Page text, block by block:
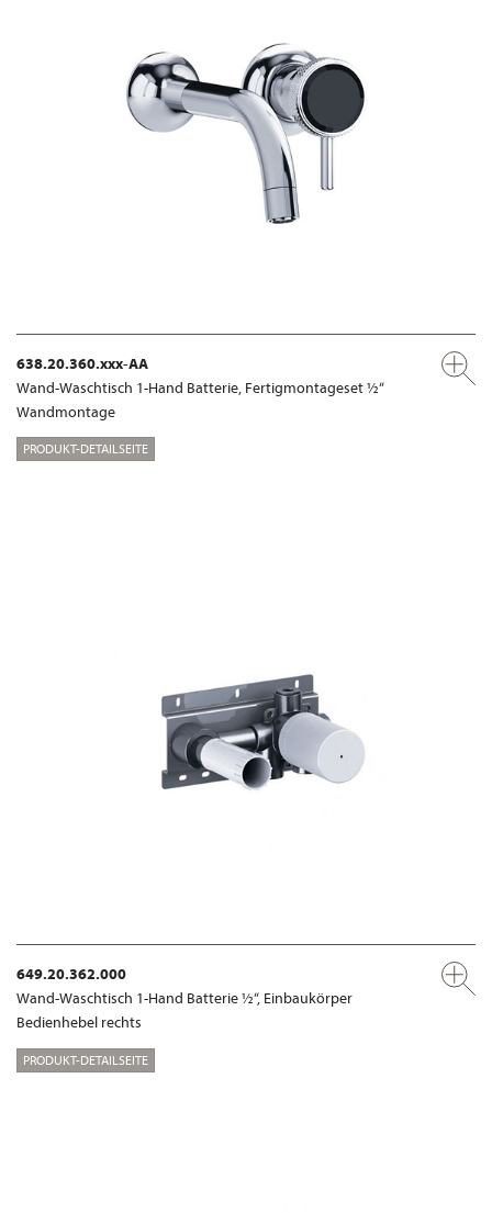
638.20.360.xxx-AA
Wand-Waschtisch 1-Hand Batterie, Fertigmontageset ½“
Wandmontage
PRODUKT-DETAILSEITE
649.20.362.000
Wand-Waschtisch 1-Hand Batterie ½“, Einbaukörper
Bedienhebel rechts
PRODUKT-DETAILSEITE